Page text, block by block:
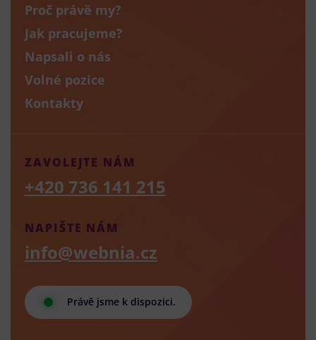
Proč právě my?
Jak pracujeme?
Napsali o nás
Volné pozice
Kontakty
Právě jsme k dispozici.
NAPIŠTE NÁM
info@webnia.cz
ZAVOLEJTE NÁM
+420 736 141 215